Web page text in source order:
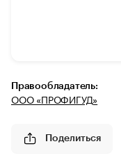
Правообладатель:
ООО «ПРОФИГУД»
Поделиться